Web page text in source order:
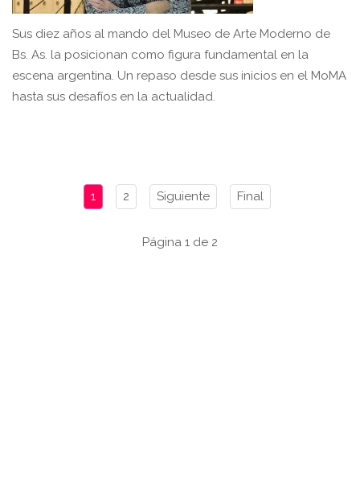
Sus diez años al mando del Museo de Arte Moderno de
Bs. As. la posicionan como figura fundamental en la
escena argentina. Un repaso desde sus inicios en el MoMA
hasta sus desafíos en la actualidad.
1 2 Siguiente Final
Página 1 de 2